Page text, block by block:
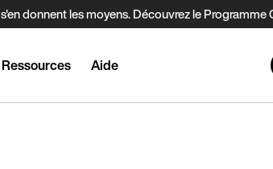
donnent les moyens. Découvrez le
Ressources Aide